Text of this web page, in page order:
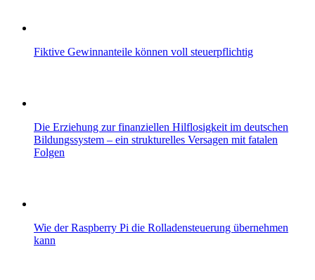
Fiktive Gewinnanteile können voll steuerpflichtig
Die Erziehung zur finanziellen Hilflosigkeit im deutschen
Bildungssystem – ein strukturelles Versagen mit fatalen
Folgen
Wie der Raspberry Pi die Rolladensteuerung übernehmen
kann